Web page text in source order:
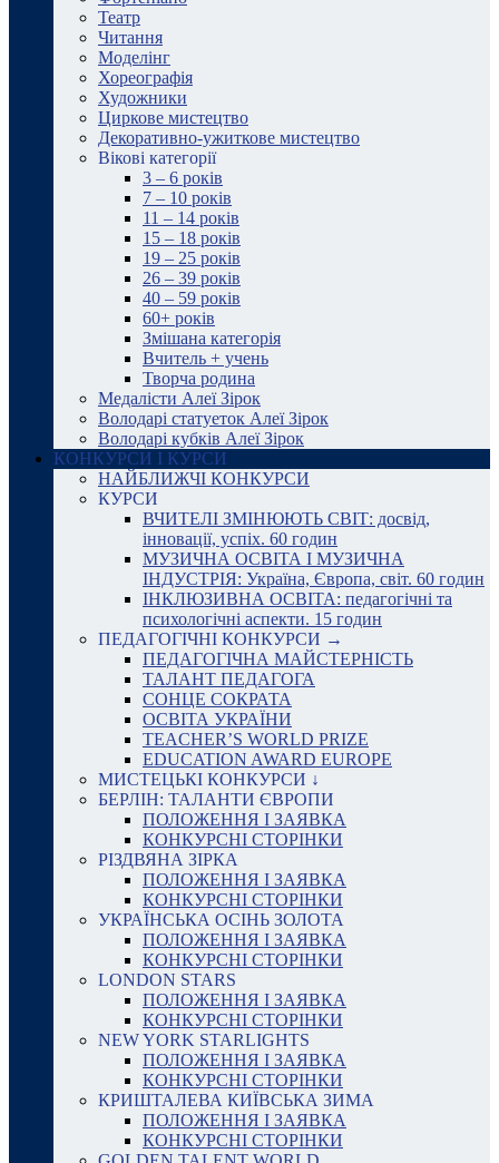
Театр
Читання
Моделінг
Хореографія
Художники
Циркове мистецтво
Декоративно-ужиткове мистецтво
Вікові категорії
3 – 6 років
7 – 10 років
11 – 14 років
15 – 18 років
19 – 25 років
26 – 39 років
40 – 59 років
60+ років
Змішана категорія
Вчитель + учень
Творча родина
Медалісти Алеї Зірок
Володарі статуеток Алеї Зірок
Володарі кубків Алеї Зірок
КОНКУРСИ І КУРСИ
НАЙБЛИЖЧІ КОНКУРСИ
КУРСИ
ВЧИТЕЛІ ЗМІНЮЮТЬ СВІТ: досвід,
інновації, успіх. 60 годин
МУЗИЧНА ОСВІТА І МУЗИЧНА
ІНДУСТРІЯ: Україна, Європа, світ. 60 годин
ІНКЛЮЗИВНА ОСВІТА: педагогічні та
психологічні аспекти. 15 годин
ПЕДАГОГІЧНІ КОНКУРСИ →
ПЕДАГОГІЧНА МАЙСТЕРНІСТЬ
ТАЛАНТ ПЕДАГОГА
СОНЦЕ СОКРАТА
ОСВІТА УКРАЇНИ
TEACHER’S WORLD PRIZE
EDUCATION AWARD EUROPE
МИСТЕЦЬКІ КОНКУРСИ ↓
БЕРЛІН: ТАЛАНТИ ЄВРОПИ
ПОЛОЖЕННЯ І ЗАЯВКА
КОНКУРСНІ СТОРІНКИ
РІЗДВЯНА ЗІРКА
ПОЛОЖЕННЯ І ЗАЯВКА
КОНКУРСНІ СТОРІНКИ
УКРАЇНСЬКА ОСІНЬ ЗОЛОТА
ПОЛОЖЕННЯ І ЗАЯВКА
КОНКУРСНІ СТОРІНКИ
LONDON STARS
ПОЛОЖЕННЯ І ЗАЯВКА
КОНКУРСНІ СТОРІНКИ
NEW YORK STARLIGHTS
ПОЛОЖЕННЯ І ЗАЯВКА
КОНКУРСНІ СТОРІНКИ
КРИШТАЛЕВА КИЇВСЬКА ЗИМА
ПОЛОЖЕННЯ І ЗАЯВКА
КОНКУРСНІ СТОРІНКИ